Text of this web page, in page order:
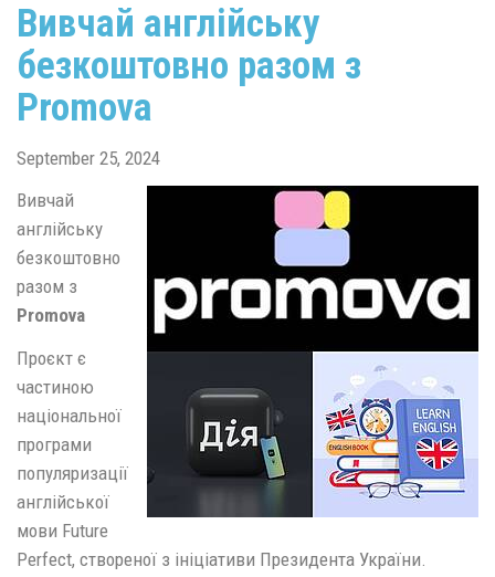
Вивчай англійську
безкоштовно разом з
Promova
September 25, 2024
Вивчай
англійську
безкоштовно
разом з
Promova
Проєкт є
частиною
національної
програми
популяризації
англійської
мови Future
Perfect, створеної з ініціативи Президента України.